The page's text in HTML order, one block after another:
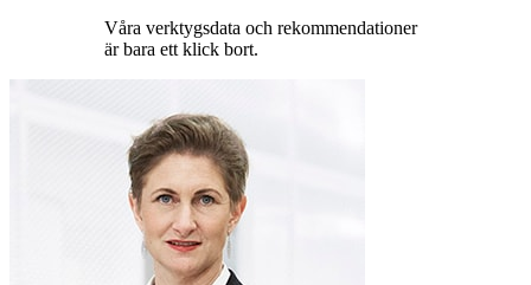
Våra verktygsdata och rekommendationer
är bara ett klick bort.